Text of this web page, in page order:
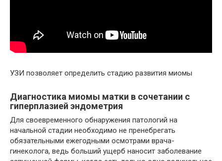
УЗИ позволяет определить стадию развития миомы
Диагностика миомы матки в сочетании с
гиперплазией эндометрия
Для своевременного обнаружения патологий на
начальной стадии необходимо не пренебрегать
обязательными ежегодными осмотрами врача-
гинеколога, ведь больший ущерб наносит заболевание